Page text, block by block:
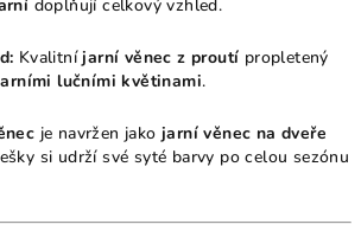
doplňují celkový vzhled.
Kvalitníjarní věnec z proutí propletený
lučními květinami.
je navržen jakojarní věnec na dveře
si udrží své syté barvy po celou sezónu